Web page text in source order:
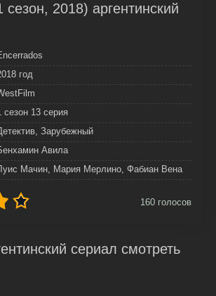
сезон, 2018) аргентинский
год
сезон 13 серия
Зарубежный
Авила
Мачин, Мария Мерлино, Фабиан Вена
160 голосов
сериал смотреть